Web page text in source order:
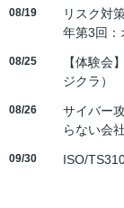
08/19
リスク対
年第3回：
08/25
【体験会
ジクラ）
08/26
サイバー
らない会
09/30 ISO/